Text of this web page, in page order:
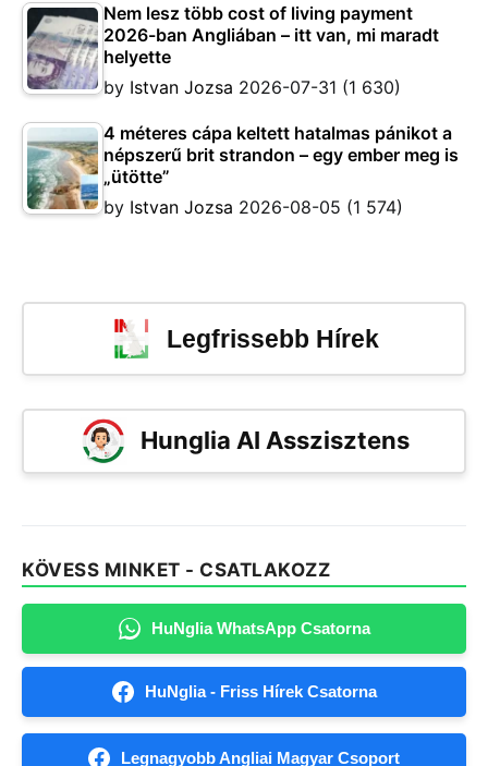
Nem lesz több cost of living payment
2026-ban Angliában – itt van, mi maradt
helyette
by Istvan Jozsa 2026-07-31 (1 630)
4 méteres cápa keltett hatalmas pánikot a
népszerű brit strandon – egy ember meg is
„ütötte”
by Istvan Jozsa 2026-08-05 (1 574)
Legfrissebb Hírek
Hunglia AI Asszisztens
KÖVESS MINKET - CSATLAKOZZ
HuNglia WhatsApp Csatorna
HuNglia - Friss Hírek Csatorna
Legnagyobb Angliai Magyar Csoport